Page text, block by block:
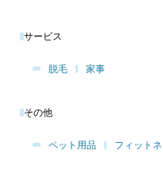
サービス
脱毛 家事
その他
ペット用品 フィット